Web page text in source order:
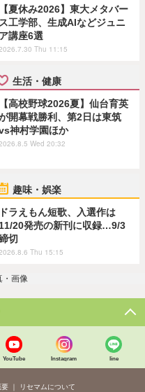
【夏休み2026】東大メタバー
ス工学部、生成AIなどジュニ
ア講座6選
2026.7.30 Thu 11:15
生活・健康
【高校野球2026夏】仙台育英
開幕戦勝利、第2日は東筑
神村学園ほか
Wed 20:32
趣味・娯楽
ドラえもん短歌、入選作は
11/20発売の新刊に収録…9/3
切
Thu 15:15
・画像
YouTube Instagram line
要 リセマムについて